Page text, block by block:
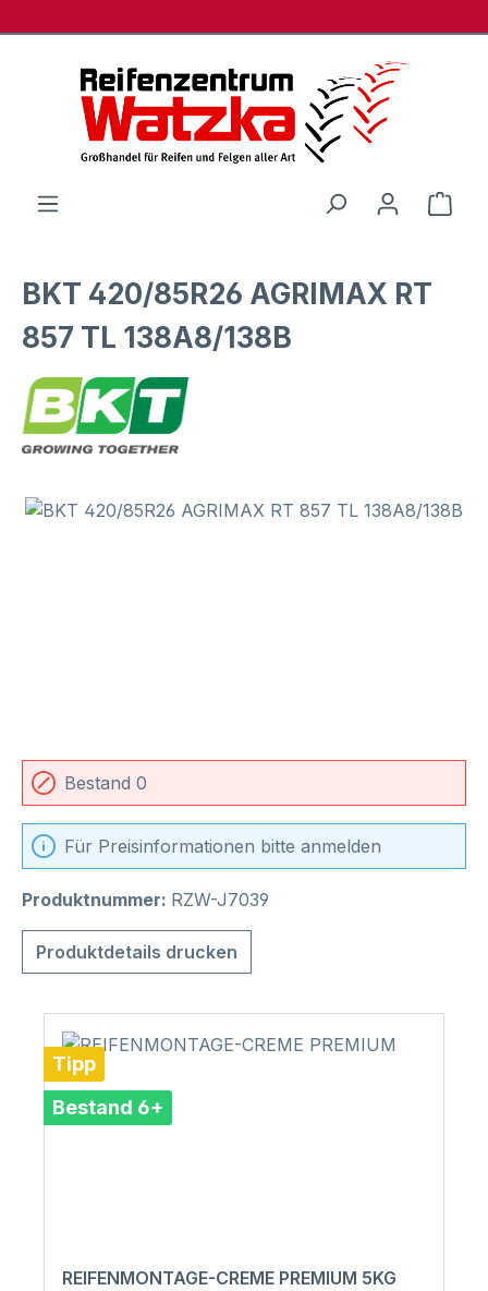
BKT 420/85R26 AGRIMAX RT
857 TL 138A8/138B
Bildergalerie überspringen
Bestand 0
Für Preisinformationen bitte anmelden
Produktnummer: RZW-J7039
Produktdetails drucken
Tipp
Bestand 6+
REIFENMONTAGE-CREME PREMIUM 5KG